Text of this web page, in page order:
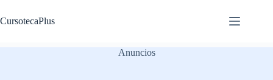
al
contenido
CursotecaPlus
Anuncios